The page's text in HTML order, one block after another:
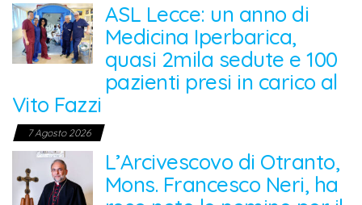
ASL Lecce: un anno di
Medicina Iperbarica,
quasi 2mila sedute e 100
pazienti presi in carico al
Vito Fazzi
7 Agosto 2026
L’Arcivescovo di Otranto,
Mons. Francesco Neri, ha